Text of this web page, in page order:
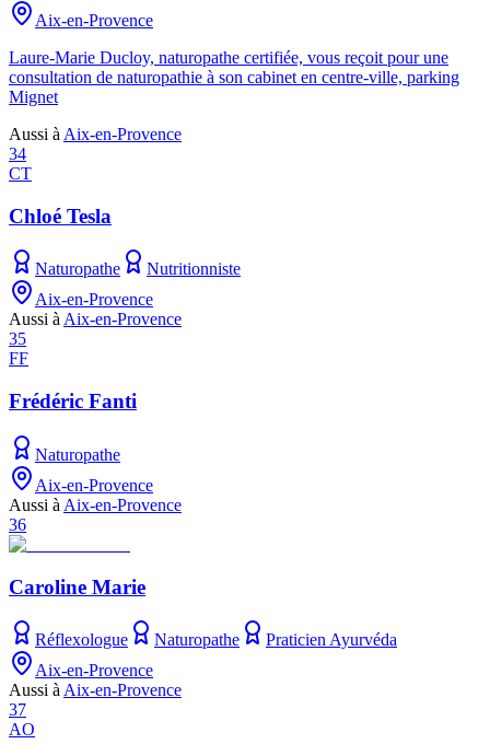
Aix-en-Provence
Laure-Marie Ducloy, naturopathe certifiée, vous reçoit pour une
consultation de naturopathie à son cabinet en centre-ville, parking
Mignet
Aussi à Aix-en-Provence
34
CT
Chloé Tesla
Naturopathe
Nutritionniste
Aix-en-Provence
Aussi à Aix-en-Provence
35
FF
Frédéric Fanti
Naturopathe
Aix-en-Provence
Aussi à Aix-en-Provence
36
Caroline Marie
Réflexologue Naturopathe
Praticien Ayurvéda
Aix-en-Provence
Aussi à Aix-en-Provence
37
AO